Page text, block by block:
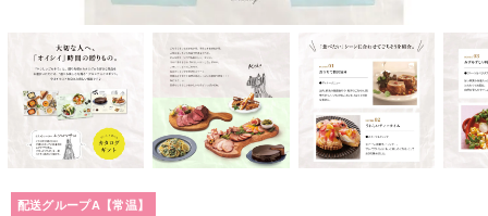
配送グループA【常温】